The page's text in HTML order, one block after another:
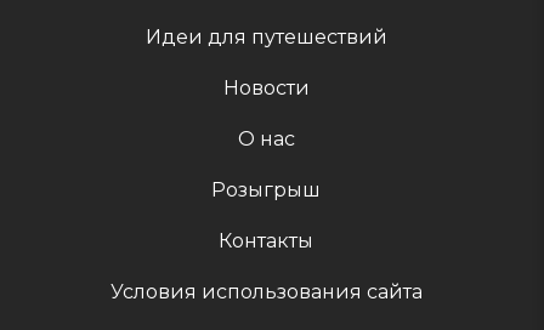
Идеи для путешествий
Новости
О нас
Розыгрыш
Контакты
Условия использования сайта